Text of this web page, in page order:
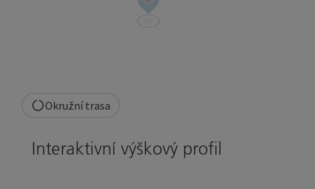
Okružní trasa
Interaktivní výškový profil